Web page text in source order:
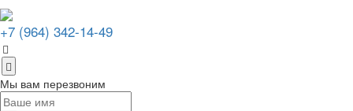
+7 (964) 342-14-49
Мы вам перезвоним